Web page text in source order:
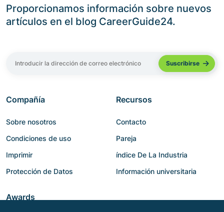
Proporcionamos información sobre nuevos
artículos en el blog CareerGuide24.
Compañía
Sobre nosotros
Condiciones de uso
Imprimir
Protección de Datos
Recursos
Contacto
Pareja
índice De La Industria
Información universitaria
Awards